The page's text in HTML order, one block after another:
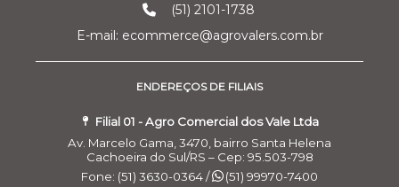
(51) 2101-1738
E-mail: ecommerce@agrovalers.com.br
ENDEREÇOS DE FILIAIS
Filial 01 - Agro Comercial dos Vale Ltda
Av. Marcelo Gama, 3470, bairro Santa Helena
Cachoeira do Sul/RS – Cep: 95.503-798
Fone: (51) 3630-0364 /
(51) 99970-7400